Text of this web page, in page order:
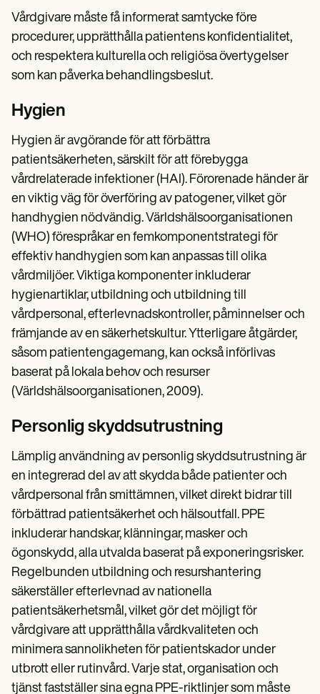
Vårdgivare måste få informerat samtycke före
procedurer, upprätthålla patientens konfidentialitet,
och respektera kulturella och religiösa övertygelser
som kan påverka behandlingsbeslut.
Hygien
Hygien är avgörande för att förbättra
patientsäkerheten, särskilt för att förebygga
vårdrelaterade infektioner (HAI). Förorenade händer är
en viktig väg för överföring av patogener, vilket gör
handhygien nödvändig. Världshälsoorganisationen
(WHO) förespråkar en femkomponentstrategi för
effektiv handhygien som kan anpassas till olika
vårdmiljöer. Viktiga komponenter inkluderar
hygienartiklar, utbildning och utbildning till
vårdpersonal, efterlevnadskontroller, påminnelser och
främjande av en säkerhetskultur. Ytterligare åtgärder,
såsom patientengagemang, kan också införlivas
baserat på lokala behov och resurser
(Världshälsoorganisationen, 2009).
Personlig skyddsutrustning
Lämplig användning av personlig skyddsutrustning är
en integrerad del av att skydda både patienter och
vårdpersonal från smittämnen, vilket direkt bidrar till
förbättrad patientsäkerhet och hälsoutfall. PPE
inkluderar handskar, klänningar, masker och
ögonskydd, alla utvalda baserat på exponeringsrisker.
Regelbunden utbildning och resurshantering
säkerställer efterlevnad av nationella
patientsäkerhetsmål, vilket gör det möjligt för
vårdgivare att upprätthålla vårdkvaliteten och
minimera sannolikheten för patientskador under
utbrott eller rutinvård. Varje stat, organisation och
tjänst fastställer sina egna PPE-riktlinjer som måste